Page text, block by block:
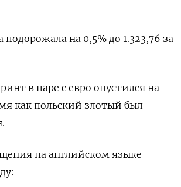
подорожала на 0,5% до 1.323,76 за
в паре с евро опустился на
как польский злотый был
на английском языке